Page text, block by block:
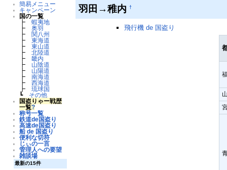
簡易メニュー
キャンペーン
国の一覧
┣蝦夷地
┣奥羽
┣ 関八州
┣東海道
┣東山道
┣北陸道
┣畿内
┣ 山陰道
┣ 山陽道
┣南海道
┣西海道
┣琉球国
┗ その他
国盗りゃー戦歴
一覧?
称号一覧
鉄道de国盗り
高速de国盗り
船 de 国盗り
便利な切符
じぃの一言
管理人への要望
雑談場
最新の15件
羽田→稚内 †
飛行機 de 国盗り